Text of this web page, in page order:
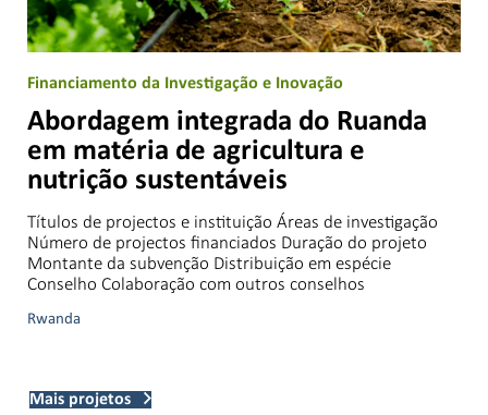
Financiamento da Investigação e Inovação
Abordagem integrada do Ruanda
em matéria de agricultura e
nutrição sustentáveis
Títulos de projectos e instituição Áreas de investigação
Número de projectos financiados Duração do projeto
Montante da subvenção Distribuição em espécie
Conselho Colaboração com outros conselhos
Rwanda
Mais projetos